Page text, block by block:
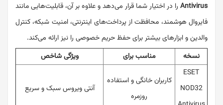
Antivirus را در اختیار شما قرار می‌دهد و علاوه بر آن، قابلیت‌هایی مانند
فایروال هوشمند، محافظت از پرداخت‌های اینترنتی، امنیت شبکه، کنترل
والدین و ابزارهای بیشتر برای حفظ حریم خصوصی را نیز ارائه می‌کند.
نسخه
مناسب برای
ویژگی شاخص
ESET
NOD32
کاربران خانگی و استفاده
روزمره
آنتی ویروس سبک و سریع